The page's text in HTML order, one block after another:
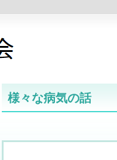
様々な病気の話